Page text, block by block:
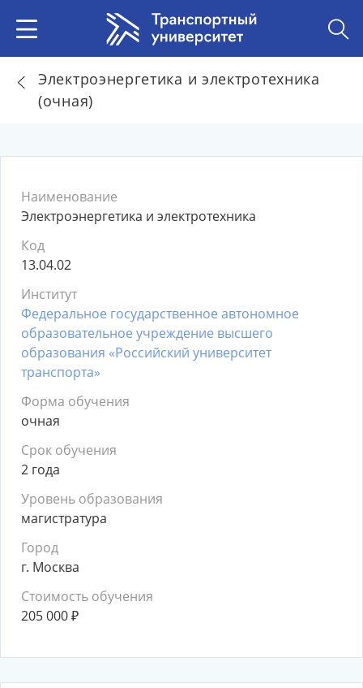
Электроэнергетика и электротехника
(очная)
Наименование
Электроэнергетика и электротехника
Код
13.04.02
Институт
Федеральное государственное автономное
образовательное учреждение высшего
образования «Российский университет
транспорта»
Форма обучения
очная
Срок обучения
2 года
Уровень образования
магистратура
Город
г. Москва
Стоимость обучения
205 000₽